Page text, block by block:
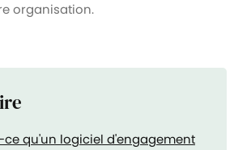
organisation.
ce qu'un logiciel d'engagement